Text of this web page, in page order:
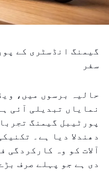
گیمنگ انڈسٹری کے
سفر
حالیہ برسوں میں،
نمایاں تبدیلی آئی
پورٹیبل گیمنگ
دھندلا دیا ہے۔
آلات کو وہ کارکردگی
دی ہے جو پہلے صرف